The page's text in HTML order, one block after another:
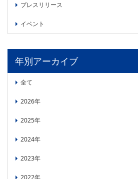
会員リスト
入会のご案内
ニュース＆イベント
ニュース
プレスリリース
イベント
年別アーカイブ
全て
2026年
2025年
2024年
2023年